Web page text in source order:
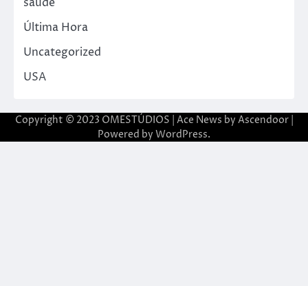
Última Hora
Uncategorized
USA
Copyright © 2023 OMESTÚDIOS | Ace News by Ascendoor|
Powered by WordPress.